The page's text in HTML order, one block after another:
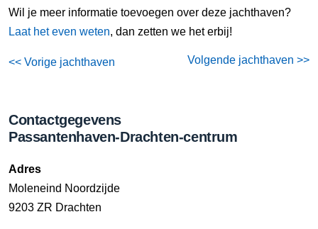
Wil je meer informatie toevoegen over deze jachthaven?
Laat het even weten, dan zetten we het erbij!
<< Vorige jachthaven Volgende jachthaven >>
Contactgegevens
Passantenhaven-Drachten-centrum
Adres
Moleneind Noordzijde
9203 ZR Drachten